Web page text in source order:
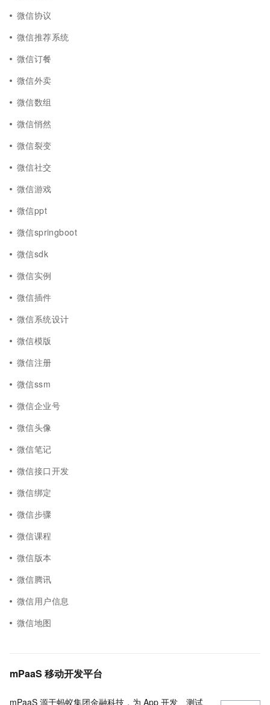
微信协议
微信推荐系统
微信订餐
微信外卖
微信数组
微信悄然
微信裂变
微信社交
微信游戏
微信ppt
微信springboot
微信sdk
微信实例
微信插件
微信系统设计
微信模版
微信注册
微信ssm
微信企业号
微信头像
微信笔记
微信接口开发
微信绑定
微信步骤
微信课程
微信版本
微信腾讯
微信用户信息
微信地图
mPaaS 移动开发平台
mPaaS 源于蚂蚁集团金融科技，为 App 开发、测试、